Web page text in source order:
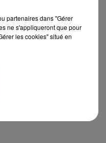
la
son
partenaires dans "Gérer
ne s'appliqueront que pour
les cookies" situé en